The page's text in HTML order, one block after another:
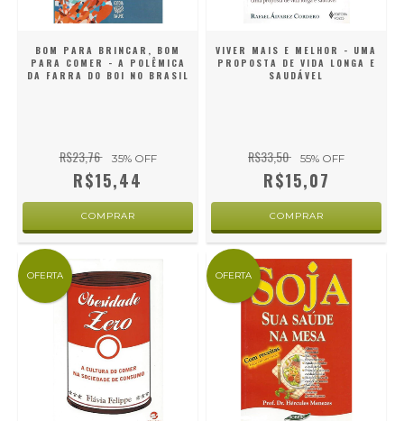
BOM PARA BRINCAR, BOM
PARA COMER - A POLÊMICA
DA FARRA DO BOI NO BRASIL
R$23,76 35% OFF
R$15,44
VIVER MAIS E MELHOR - UMA
PROPOSTA DE VIDA LONGA E
SAUDÁVEL
R$33,50 55% OFF
R$15,07
OFERTA OFERTA